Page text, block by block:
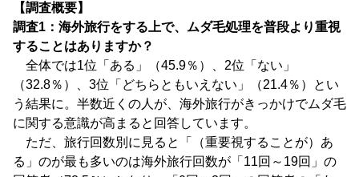
【調査概要】
調査1：海外旅行をする上で、ムダ毛処理を普段より重視
することはありますか？
全体では1位「ある」（45.9％）、2位「ない」
（32.8％）、3位「どちらともいえない」（21.4％）とい
う結果に。半数近くの人が、海外旅行がきっかけでムダ毛
に関する意識が高まると回答しています。
ただ、旅行回数別に見ると「（重要視することが）あ
る」のが最も多いのは海外旅行回数が「11回～19回」の